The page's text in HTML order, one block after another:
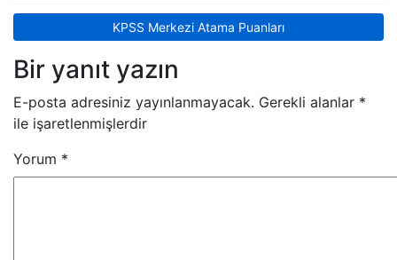
KPSS Merkezi Atama Puanları
Bir yanıt yazın
E-posta adresiniz yayınlanmayacak. Gerekli alanlar *
ile işaretlenmişlerdir
Yorum *